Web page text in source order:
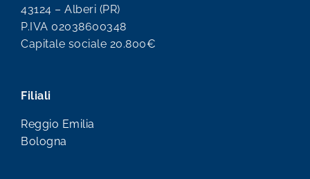
43124 – Alberi (PR)
P.IVA 02038600348
Capitale sociale 20.800€
Filiali
Reggio Emilia
Bologna